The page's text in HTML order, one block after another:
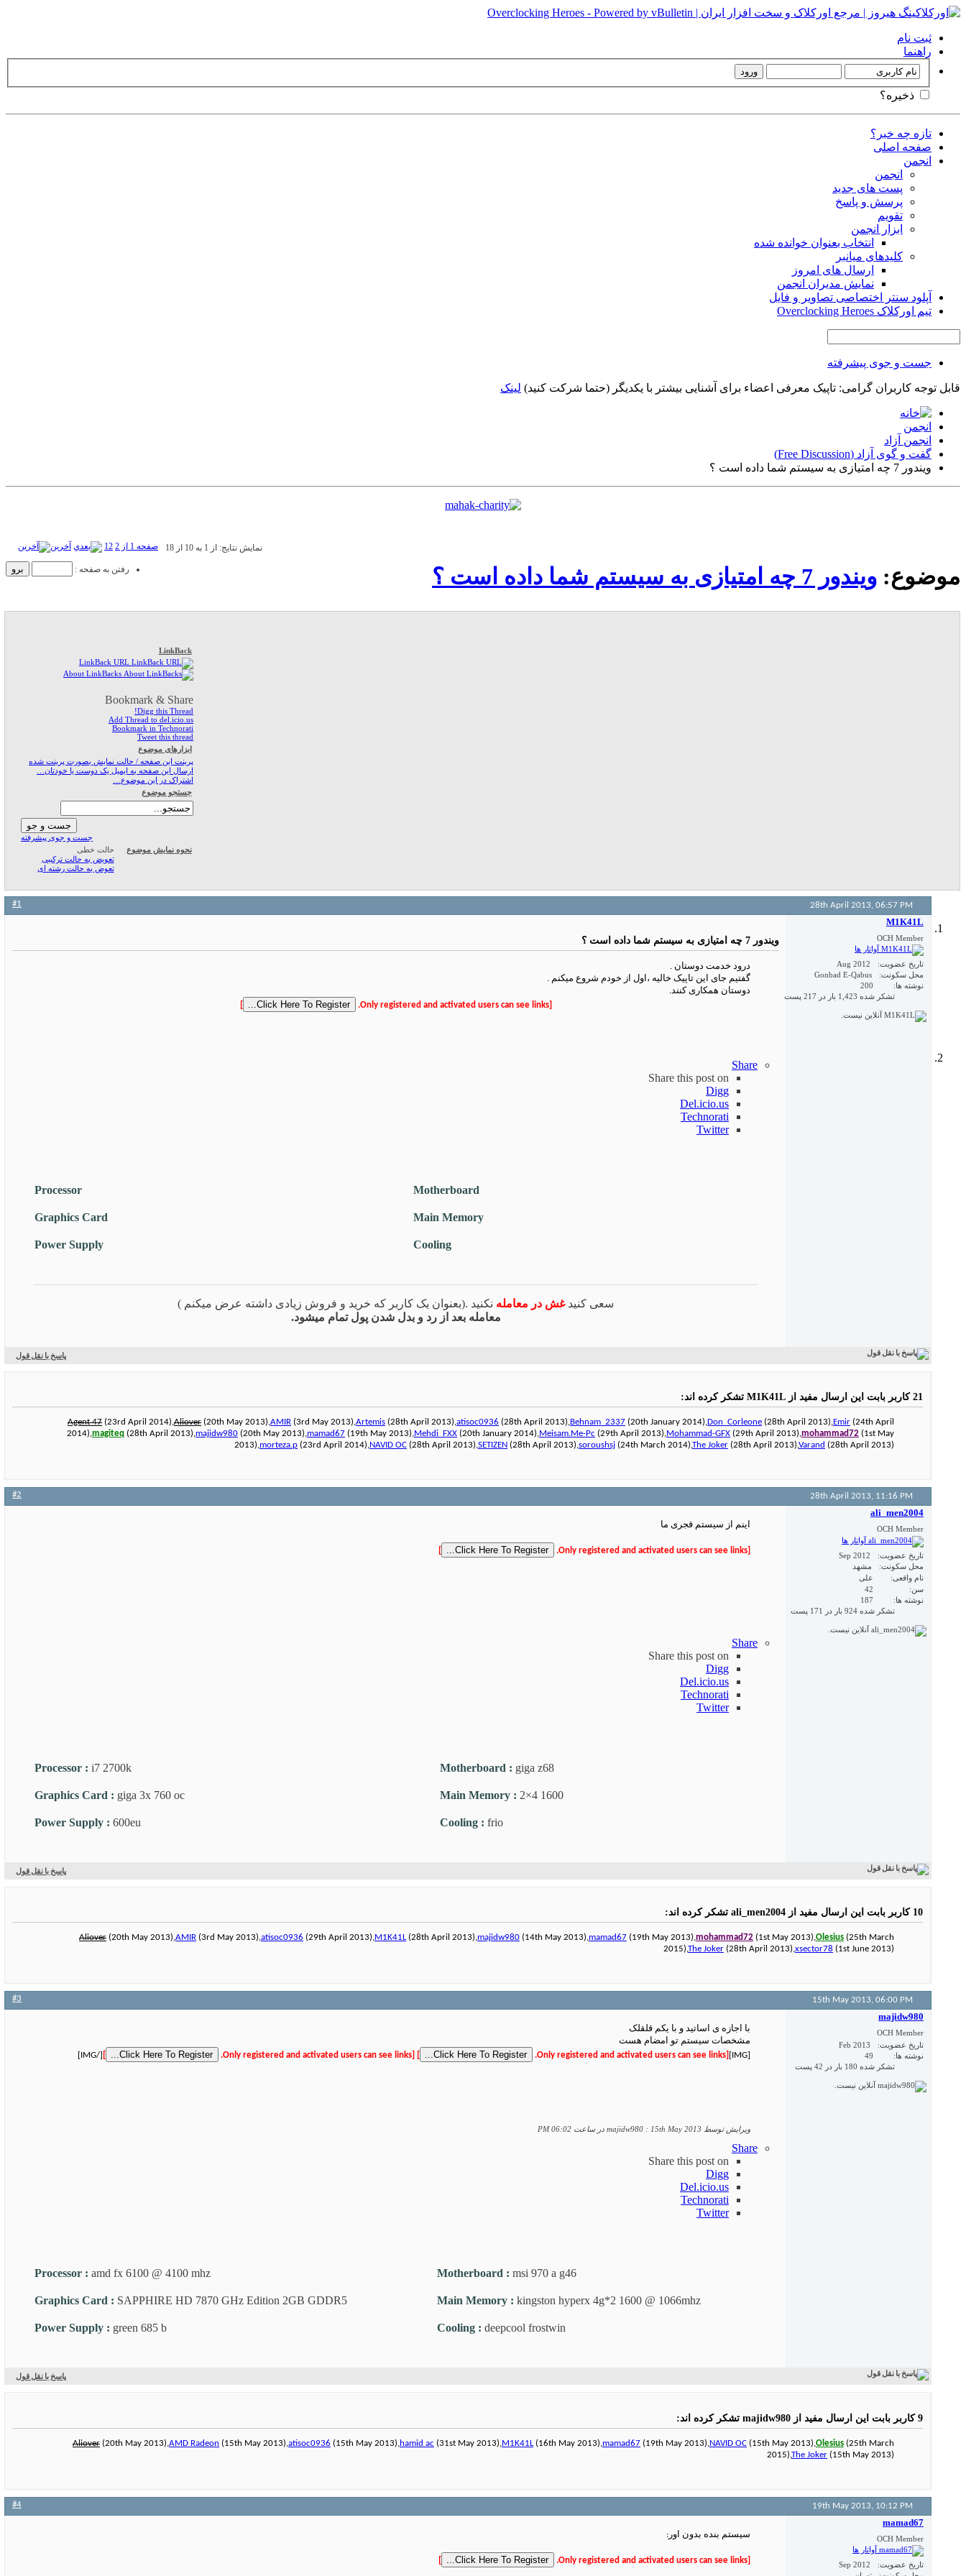
ثبت نام
راهنما
ذخیره؟
تازه چه خبر؟
صفحه اصلی
انجمن
انجمن
پست های جدید
پرسش و پاسخ
تقویم
ابزار انجمن
انتخاب بعنوان خوانده شده
کلیدهای میانبر
ارسال های امروز
نمایش مدیران انجمن
آپلود سنتر اختصاصی تصاویر و فایل
تیم اورکلاک Overclocking Heroes
جست و جوی پیشرفته
قابل توجه کاربران گرامی: تاپیک معرفی اعضاء برای آشنایی بیشتر با یکدیگر (حتما شرکت کنید) لینک
انجمن
انجمن آزاد
گفت و گوی آزاد (Free Discussion)
ویندور 7 چه امتیازی به سیستم شما داده است ؟
صفحه 1 از 2 12 آخرین
رفتن به صفحه :
نمایش نتایج: از 1 به 10 از 18
موضوع: ویندور 7 چه امتیازی به سیستم شما داده است ؟
LinkBack
Bookmark & Share
Digg this Thread!
Add Thread to del.icio.us
Bookmark in Technorati
Tweet this thread
ابزارهای موضوع
پرینت این صفحه / حالت نمایش بصورت پرینت شده
ارسال این صفحه به ایمیل یک دوست یا خودتان…
اشتراک در این موضوع…
جستجو موضوع
جست و جوی پیشرفته
نحوه نمایش موضوع
حالت خطی
تعویض به حالت ترکیبی
تعوض به حالت رشته ای
28th April 2013, 06:57 PM
#1
M1K41L
OCH Member
تاریخ عضویت
Aug 2012
محل سکونت
Gonbad E-Qabus
نوشته ها
200
تشکر شده 1,423 بار در 217 پست
ویندور 7 چه امتیازی به سیستم شما داده است ؟
درود خدمت دوستان .
گفتیم جای این تاپیک خالیه ،اول از خودم شروع میکنم .
دوستان همکاری کنند.
[Only registered and activated users can see links.
]
Share
Share this post on
Digg
Del.icio.us
Technorati
Twitter
Motherboard
Processor
Main Memory
Graphics Card
Cooling
Power Supply
سعی کنیدغش در معامله نکنید .(بعنوان یک کاربر که خرید و فروش زیادی داشته عرض میکنم )
معامله بعد از رد و بدل شدن پول تمام میشود.
پاسخ با نقل قول
21 کاربر بابت این ارسال مفید از M1K41L تشکر کرده اند:
Agent 47 (23rd April 2014),Aliover (20th May 2013),AMIR (3rd May 2013),Artemis (28th April 2013),atisoc0936 (28th April 2013),Behnam_2337 (20th January 2014),Don_Corleone (28th April 2013),Emir (24th April
2014),magiteq (28th April 2013),majidw980 (20th May 2013),mamad67 (19th May 2013),Mehdi_FXX (20th January 2014),Meisam.Me-Pc (29th April 2013),Mohammad-GFX (29th April 2013),mohammad72 (1st May
2013),morteza.p (23rd April 2014),NAVID OC (28th April 2013),SETIZEN (28th April 2013),soroushsj (24th March 2014),The Joker (28th April 2013),Varand (28th April 2013)
28th April 2013, 11:16 PM
#2
ali_men2004
OCH Member
تاریخ عضویت
Sep 2012
محل سکونت
مشهد
نام واقعی
علی
سن
42
نوشته ها
187
تشکر شده 924 بار در 171 پست
اینم از سیستم قجری ما
Share
Share this post on
Digg
Del.icio.us
Technorati
Twitter
Motherboard : giga z68
Processor : i7 2700k
Main Memory : 2×4 1600
Graphics Card : giga 3x 760 oc
Cooling : frio
Power Supply : 600eu
پاسخ با نقل قول
10 کاربر بابت این ارسال مفید از ali_men2004 تشکر کرده اند:
Aliover (20th May 2013),AMIR (3rd May 2013),atisoc0936 (29th April 2013),M1K41L(28th April 2013),majidw980 (14th May 2013),mamad67 (19th May 2013),mohammad72 (1st May 2013),Olesius (25th March
2015),The Joker (28th April 2013),xsector78 (1st June 2013)
15th May 2013, 06:00 PM
#3
majidw980
OCH Member
تاریخ عضویت
Feb 2013
نوشته ها
49
تشکر شده 180 بار در 42 پست
با اجازه ی اساتید و با یکم قلقلک
مشخصات سیستم تو امضام هست
[/IMG]
ویرایش توسط majidw980 : 15th May 2013 در ساعت 06:02 PM
Share
Share this post on
Digg
Del.icio.us
Technorati
Twitter
Motherboard : msi 970 a g46
Processor : amd fx 6100 @ 4100 mhz
Main Memory : kingston hyperx 4g*2 1600 @ 1066mhz
Graphics Card : SAPPHIRE HD 7870 GHz Edition 2GB GDDR5
Cooling : deepcool frostwin
Power Supply : green 685 b
پاسخ با نقل قول
9 کاربر بابت این ارسال مفید از majidw980 تشکر کرده اند:
Aliover (20th May 2013),AMD Radeon (15th May 2013),atisoc0936 (15th May 2013),hamid ac (31st May 2013),M1K41L(16th May 2013),mamad67 (19th May 2013),NAVID OC (15th May 2013),Olesius (25th March
2015),The Joker (15th May 2013)
19th May 2013, 10:12 PM
#4
mamad67
OCH Member
تاریخ عضویت
Sep 2012
سیستم بنده بدون اور:
[Only registered and activated users can see links.
]